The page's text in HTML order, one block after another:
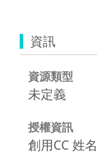
資訊
資源類型
未定義
授權資訊
創用CC 姓